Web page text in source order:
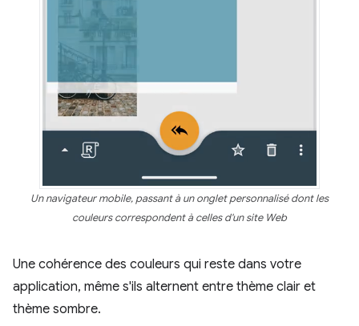
Un navigateur mobile, passant à un onglet personnalisé dont les
couleurs correspondent à celles d'un site Web
Une cohérence des couleurs qui reste dans votre
application, même s'ils alternent entre thème clair et
thème sombre.